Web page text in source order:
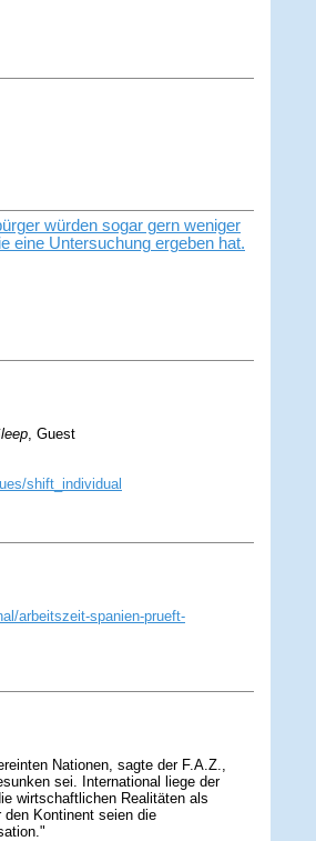
würden sogar gern weniger
eine Untersuchung ergeben hat.
, Guest
shift_individual
arbeitszeit-spanien-prueft-
Nationen, sagte der F.A.Z.,
sei. International liege der
wirtschaftlichen Realitäten als
Kontinent seien die